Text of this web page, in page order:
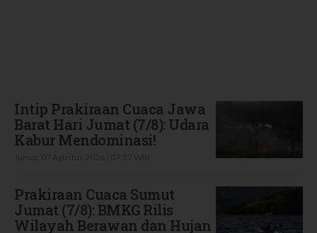
Intip Prakiraan Cuaca Jawa
Barat Hari Jumat (7/8): Udara
Kabur Mendominasi!
Prakiraan Cuaca Sumut
Jumat (7/8): BMKG Rilis
Wilayah Berawan dan Hujan